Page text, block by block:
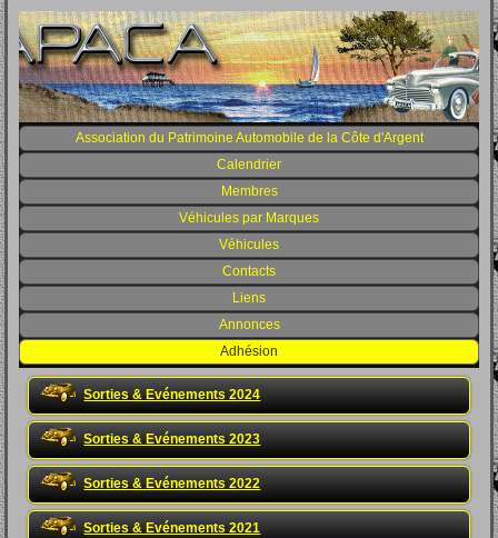
Association du Patrimoine Automobile de la Côte d'Argent
Calendrier
Membres
Véhicules par Marques
Véhicules
Contacts
Liens
Annonces
Adhésion
Sorties & Evénements 2024
Sorties & Evénements 2023
Sorties & Evénements 2022
Sorties & Evénements 2021